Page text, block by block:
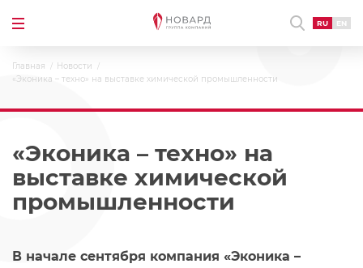
RU EN
Главная
Новости
«Эконика – техно» на выставке химической промышленности
«Эконика – техно» на
выставке химической
промышленности
В начале сентября компания «Эконика –